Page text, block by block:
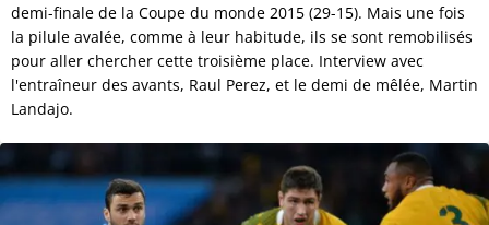
demi-finale de la Coupe du monde 2015 (29-15). Mais une fois
la pilule avalée, comme à leur habitude, ils se sont remobilisés
pour aller chercher cette troisième place. Interview avec
l'entraîneur des avants, Raul Perez, et le demi de mêlée, Martin
Landajo.